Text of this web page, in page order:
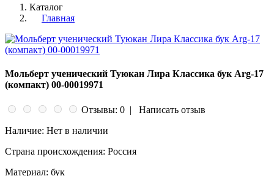
Каталог
Главная
Мольберт ученический Туюкан Лира Классика бук Arg-17
(компакт) 00-00019971
Отзывы: 0 |
Написать отзыв
Наличие: Нет в наличии
Страна происхождения: Россия
Материал: бук